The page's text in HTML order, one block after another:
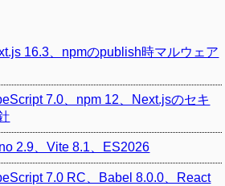
16.3、npmのpublish時マルウェア
7.0、npm 12、Next.jsのセキ
2.9、Vite 8.1、ES2026
7.0 RC、Babel 8.0.0、React